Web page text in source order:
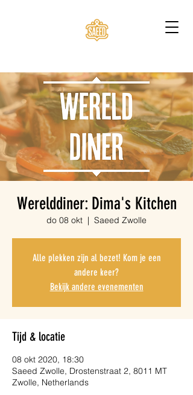
Werelddiner: Dima's Kitchen
do 08 okt
  |
Saeed Zwolle
Alle plekken zijn al bezet! Kom je een
andere keer?
Bekijk andere evenementen
Tijd & locatie
08 okt 2020, 18:30
Saeed Zwolle, Drostenstraat 2, 8011 MT
Zwolle, Netherlands